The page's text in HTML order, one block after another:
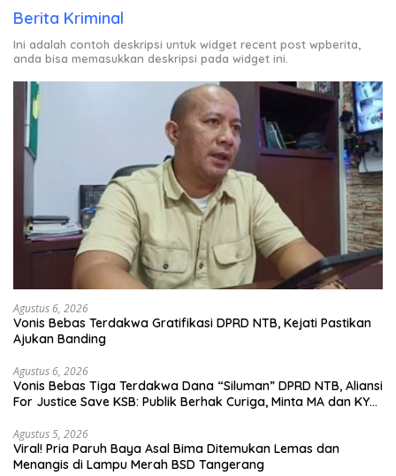
Berita Kriminal
Ini adalah contoh deskripsi untuk widget recent post wpberita,
anda bisa memasukkan deskripsi pada widget ini.
Agustus 6, 2026
Vonis Bebas Terdakwa Gratifikasi DPRD NTB, Kejati Pastikan
Ajukan Banding
Agustus 6, 2026
Vonis Bebas Tiga Terdakwa Dana “Siluman” DPRD NTB, Aliansi
For Justice Save KSB: Publik Berhak Curiga, Minta MA dan KY
Agustus 5, 2026
Viral! Pria Paruh Baya Asal Bima Ditemukan Lemas dan
Menangis di Lampu Merah BSD Tangerang